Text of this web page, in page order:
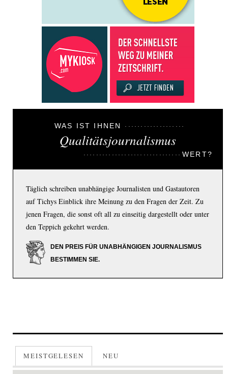
WAS IST IHNEN
Qualitätsjournalismus
WERT?
Täglich schreiben unabhängige Journalisten und Gastautoren
auf Tichys Einblick ihre Meinung zu den Fragen der Zeit. Zu
jenen Fragen, die sonst oft all zu einseitig dargestellt oder unter
den Teppich gekehrt werden.
DEN PREIS FÜR UNABHÄNGIGEN JOURNALISMUS
BESTIMMEN SIE.
MEISTGELESEN NEU